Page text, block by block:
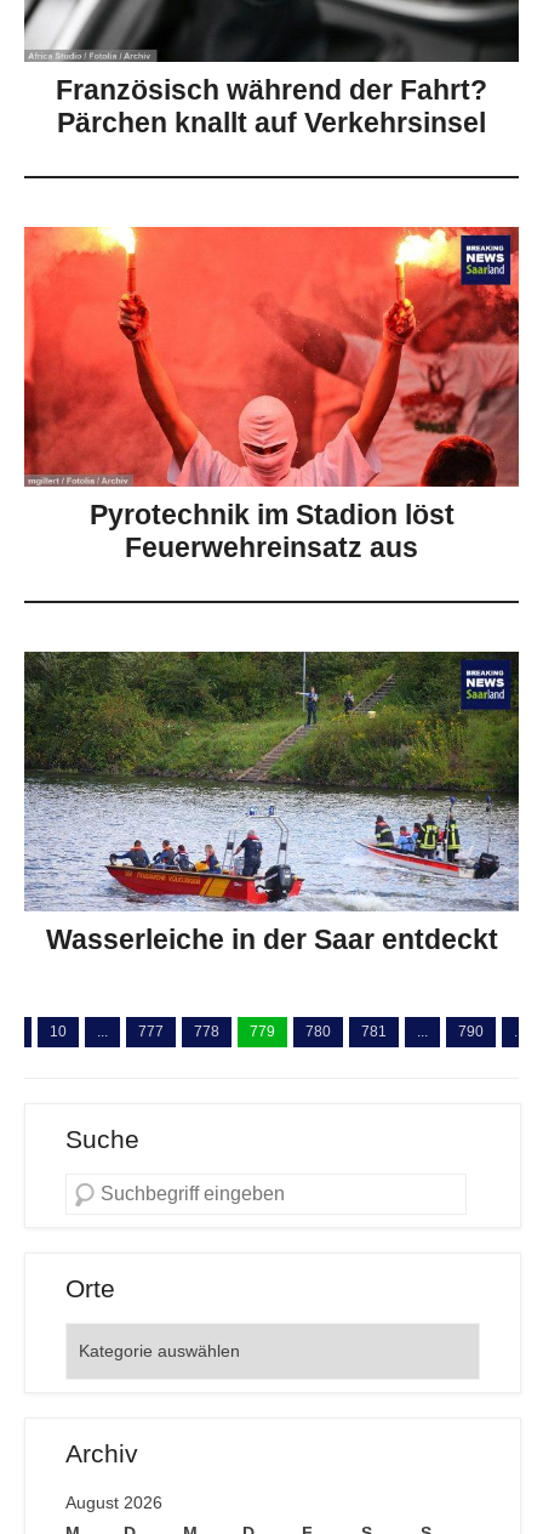
Französisch während der Fahrt?
Pärchen knallt auf Verkehrsinsel
Pyrotechnik im Stadion löst
Feuerwehreinsatz aus
Wasserleiche in der Saar entdeckt
10 ... 777 778 779 780 781 ... 790 ...
Suche
Orte
Archiv
August 2026